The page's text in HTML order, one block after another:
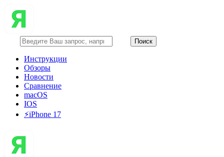
Инструкции
Обзоры
Новости
Сравнение
macOS
IOS
⚡️iPhone 17